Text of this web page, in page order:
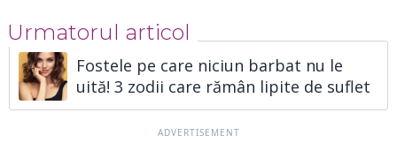
Urmatorul articol
Fostele pe care niciun barbat nu le
uită! 3 zodii care rămân lipite de suflet